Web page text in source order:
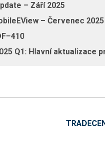
– Září 2025
– Červenec 2025
Q1: Hlavní aktualizace